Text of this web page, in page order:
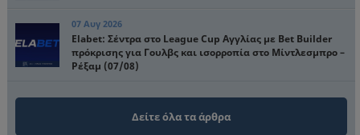
07 Αυγ 2026
Elabet: Σέντρα στο League Cup Αγγλίας με Bet Builder
πρόκρισης για Γουλβς και ισορροπία στο Μίντλεσμπρο –
Ρέξαμ (07/08)
Δείτε όλα τα άρθρα